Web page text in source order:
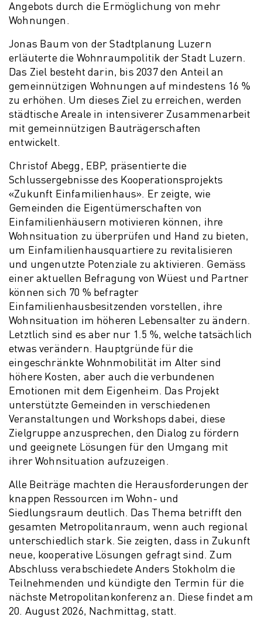
Angebots durch die Ermöglichung von mehr
Wohnungen.
Jonas Baum von der Stadtplanung Luzern
erläuterte die Wohnraumpolitik der Stadt Luzern.
Das Ziel besteht darin, bis 2037 den Anteil an
gemeinnützigen Wohnungen auf mindestens 16 %
zu erhöhen. Um dieses Ziel zu erreichen, werden
städtische Areale in intensiverer Zusammenarbeit
mit gemeinnützigen Bauträgerschaften
entwickelt.
Christof Abegg, EBP, präsentierte die
Schlussergebnisse des Kooperationsprojekts
«Zukunft Einfamilienhaus». Er zeigte, wie
Gemeinden die Eigentümerschaften von
Einfamilienhäusern motivieren können, ihre
Wohnsituation zu überprüfen und Hand zu bieten,
um Einfamilienhausquartiere zu revitalisieren
und ungenutzte Potenziale zu aktivieren. Gemäss
einer aktuellen Befragung von Wüest und Partner
können sich 70 % befragter
Einfamilienhausbesitzenden vorstellen, ihre
Wohnsituation im höheren Lebensalter zu ändern.
Letztlich sind es aber nur 1.5 %, welche tatsächlich
etwas verändern. Hauptgründe für die
eingeschränkte Wohnmobilität im Alter sind
höhere Kosten, aber auch die verbundenen
Emotionen mit dem Eigenheim. Das Projekt
unterstützte Gemeinden in verschiedenen
Veranstaltungen und Workshops dabei, diese
Zielgruppe anzusprechen, den Dialog zu fördern
und geeignete Lösungen für den Umgang mit
ihrer Wohnsituation aufzuzeigen.
Alle Beiträge machten die Herausforderungen der
knappen Ressourcen im Wohn- und
Siedlungsraum deutlich. Das Thema betrifft den
gesamten Metropolitanraum, wenn auch regional
unterschiedlich stark. Sie zeigten, dass in Zukunft
neue, kooperative Lösungen gefragt sind. Zum
Abschluss verabschiedete Anders Stokholm die
Teilnehmenden und kündigte den Termin für die
nächste Metropolitankonferenz an. Diese findet am
20. August 2026, Nachmittag, statt.